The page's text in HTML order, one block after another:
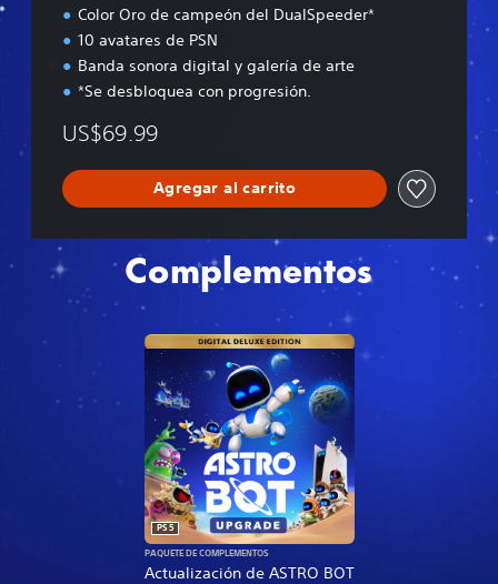
Color Oro de campeón del DualSpeeder*
10 avatares de PSN
Banda sonora digital y galería de arte
*Se desbloquea con progresión.
US$69.99
Agregar al carrito
Complementos
Actualización de ASTRO BOT
PS5
PAQUETE DE COMPLEMENTOS